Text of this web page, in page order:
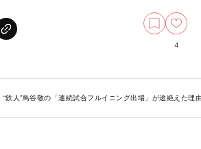
4
“鉄人”鳥谷敬の「連続試合フルイニング出場」が途絶えた理